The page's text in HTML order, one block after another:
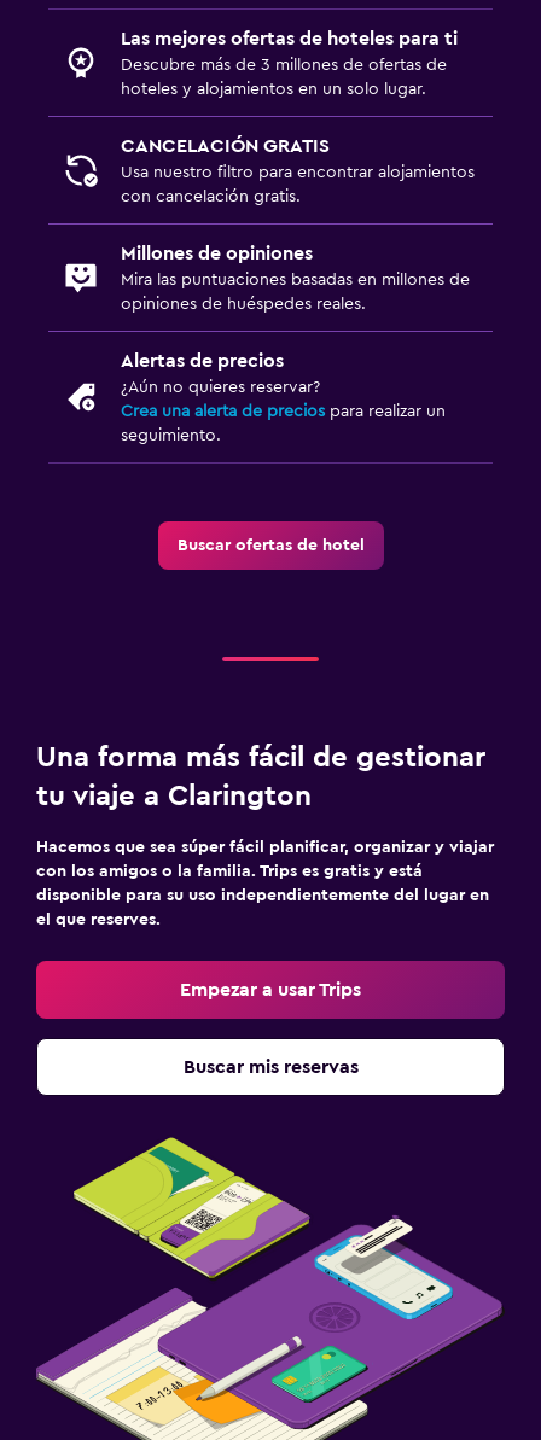
Las mejores ofertas de hoteles para ti
Descubre más de 3 millones de ofertas de
hoteles y alojamientos en un solo lugar.
CANCELACIÓN GRATIS
Usa nuestro filtro para encontrar alojamientos
con cancelación gratis.
Millones de opiniones
Mira las puntuaciones basadas en millones de
opiniones de huéspedes reales.
Alertas de precios
¿Aún no quieres reservar?
Crea una alerta de precios para realizar un
seguimiento.
Buscar ofertas de hotel
Una forma más fácil de gestionar
tu viaje a Clarington
Hacemos que sea súper fácil planificar, organizar y viajar
con los amigos o la familia. Trips es gratis y está
disponible para su uso independientemente del lugar en
el que reserves.
Empezar a usar Trips
Buscar mis reservas